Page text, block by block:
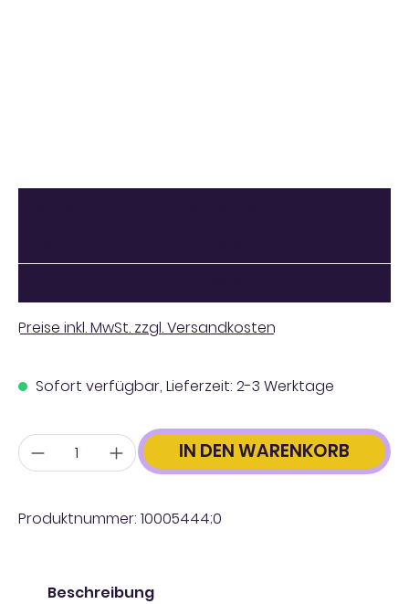
Preise inkl. MwSt. zzgl. Versandkosten
Sofort verfügbar, Lieferzeit: 2-3 Werktage
Anzahl IN DEN WARENKORB
Produktnummer: 10005444;0
Beschreibung